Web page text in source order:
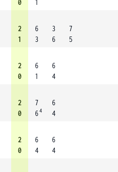
0
1
2
1
6
3
3
6
7
5
2
0
6
1
6
4
2
0
7
64
6
4
2
0
6
4
6
4